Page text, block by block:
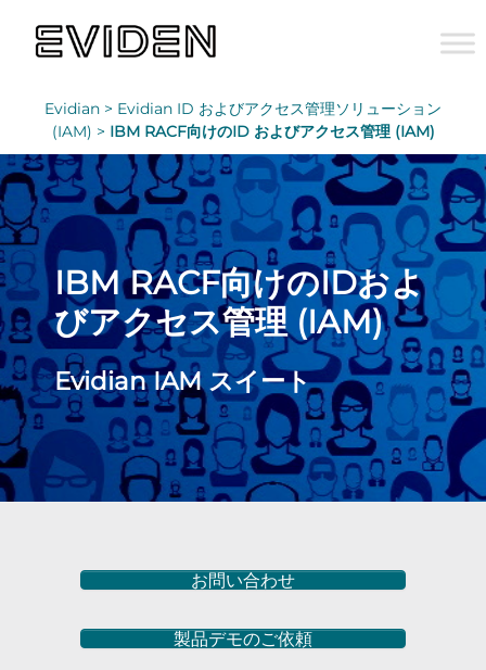
Evidian > Evidian ID およびアクセス管理ソリューション
(IAM) > IBM RACF向けのID およびアクセス管理 (IAM)
IBM RACF向けのIDおよ
びアクセス管理 (IAM)
Evidian IAM スイート
お問い合わせ
製品デモのご依頼